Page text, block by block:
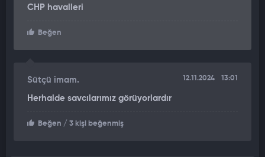
CHP havalleri
Beğen
Sütçü imam. 12.11.2024 13:01
Herhalde savcılarımız görüyorlardır
Beğen / 3 kişi beğenmiş